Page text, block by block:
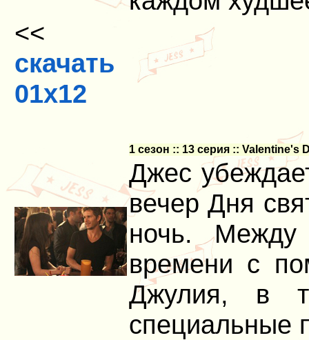
<<
скачать
01x12
1 сезон :: 13 серия :: Valentine's
Джес
вечер Дня
ночь.
времени с
Джулия, в
специальные